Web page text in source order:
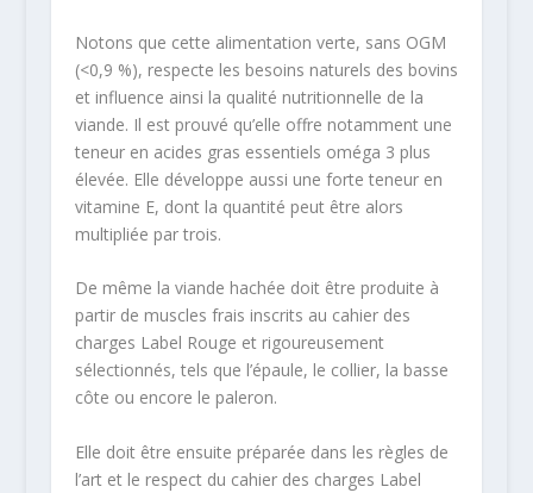
Notons que cette alimentation verte, sans OGM
(<0,9 %), respecte les besoins naturels des bovins
et influence ainsi la qualité nutritionnelle de la
viande. Il est prouvé qu’elle offre notamment une
teneur en acides gras essentiels oméga 3 plus
élevée. Elle développe aussi une forte teneur en
vitamine E, dont la quantité peut être alors
multipliée par trois.
De même la viande hachée doit être produite à
partir de muscles frais inscrits au cahier des
charges Label Rouge et rigoureusement
sélectionnés, tels que l’épaule, le collier, la basse
côte ou encore le paleron.
Elle doit être ensuite préparée dans les règles de
l’art et le respect du cahier des charges Label